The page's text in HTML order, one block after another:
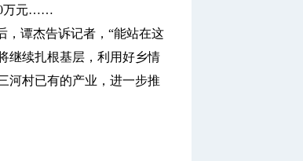
万元……
谭杰告诉记者，“能站在这
继续扎根基层，利用好乡情
河村已有的产业，进一步推